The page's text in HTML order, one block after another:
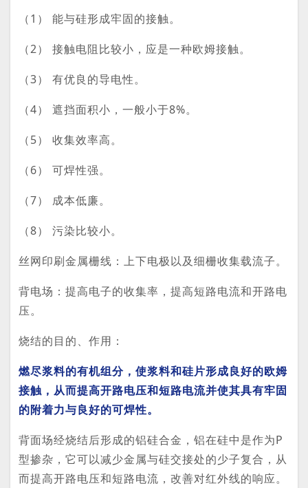
（1） 能与硅形成牢固的接触。
（2） 接触电阻比较小，应是一种欧姆接触。
（3） 有优良的导电性。
（4） 遮挡面积小，一般小于8%。
（5） 收集效率高。
（6） 可焊性强。
（7） 成本低廉。
（8） 污染比较小。
丝网印刷金属栅线：上下电极以及细栅收集载流子。
背电场：提高电子的收集率，提高短路电流和开路电
压。
烧结的目的、作用：
燃尽浆料的有机组分，使浆料和硅片形成良好的欧姆
接触，从而提高开路电压和短路电流并使其具有牢固
的附着力与良好的可焊性。
背面场经烧结后形成的铝硅合金，铝在硅中是作为P
型掺杂，它可以减少金属与硅交接处的少子复合，从
而提高开路电压和短路电流，改善对红外线的响应。